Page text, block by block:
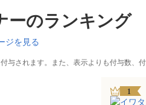
ーのランキング
ジを見る
与されます。また、表示よりも付与数
1